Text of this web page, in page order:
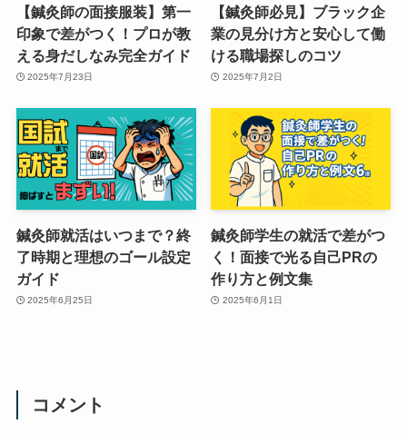
【鍼灸師の面接服装】第一
印象で差がつく！プロが教
える身だしなみ完全ガイド
2025年7月23日
【鍼灸師必見】ブラック企
業の見分け方と安心して働
ける職場探しのコツ
2025年7月2日
鍼灸師就活はいつまで？終
了時期と理想のゴール設定
ガイド
2025年6月25日
鍼灸師学生の就活で差がつ
く！面接で光る自己PRの
作り方と例文集
2025年6月1日
コメント